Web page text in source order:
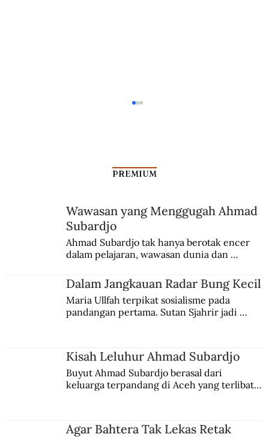
Peran Bank Indonesia di Masa Lalu
PREMIUM
Wawasan yang Menggugah Ahmad
Subardjo
Ahmad Subardjo tak hanya berotak encer
dalam pelajaran, wawasan dunia dan
Jules Verne, Multatuli, hingga Sun Yat-sen.
Dalam Jangkauan Radar Bung Kecil
Maria Ullfah terpikat sosialisme pada
pandangan pertama. Sutan Sjahrir jadi
Kisah Leluhur Ahmad Subardjo
Buyut Ahmad Subardjo berasal dari
keluarga terpandang di Aceh yang terlibat
Agar Bahtera Tak Lekas Retak